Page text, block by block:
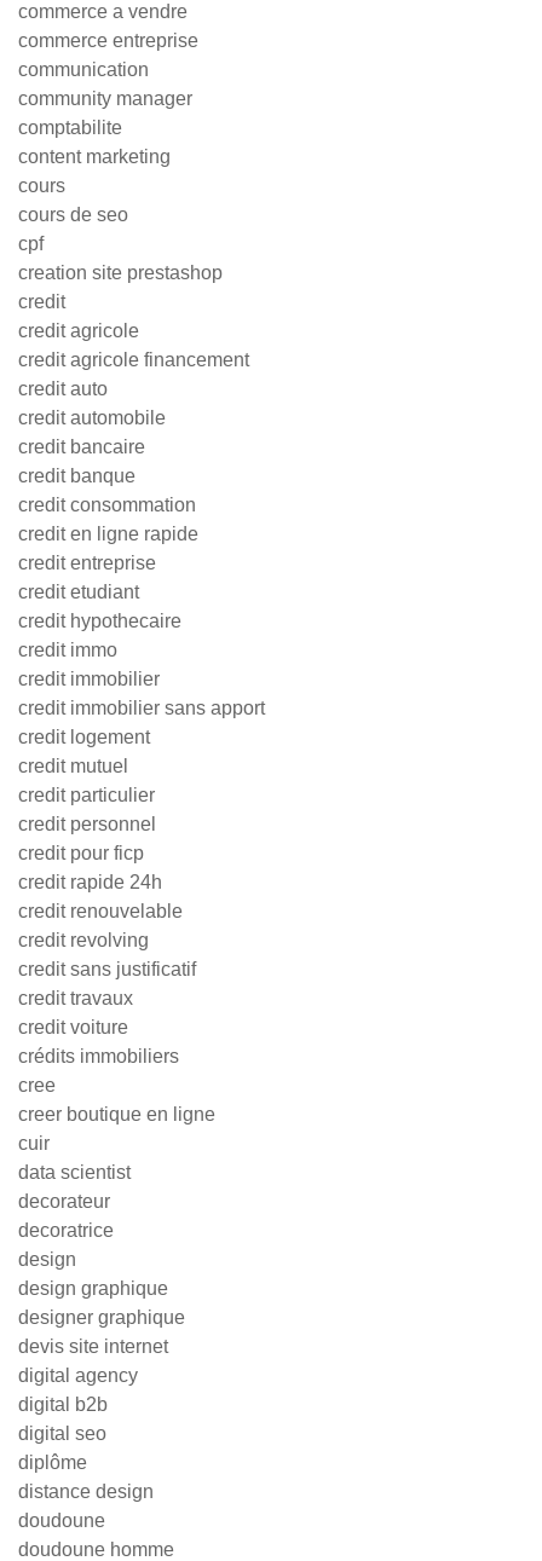
commerce a vendre
commerce entreprise
communication
community manager
comptabilite
content marketing
cours
cours de seo
cpf
creation site prestashop
credit
credit agricole
credit agricole financement
credit auto
credit automobile
credit bancaire
credit banque
credit consommation
credit en ligne rapide
credit entreprise
credit etudiant
credit hypothecaire
credit immo
credit immobilier
credit immobilier sans apport
credit logement
credit mutuel
credit particulier
credit personnel
credit pour ficp
credit rapide 24h
credit renouvelable
credit revolving
credit sans justificatif
credit travaux
credit voiture
crédits immobiliers
cree
creer boutique en ligne
cuir
data scientist
decorateur
decoratrice
design
design graphique
designer graphique
devis site internet
digital agency
digital b2b
digital seo
diplôme
distance design
doudoune
doudoune homme